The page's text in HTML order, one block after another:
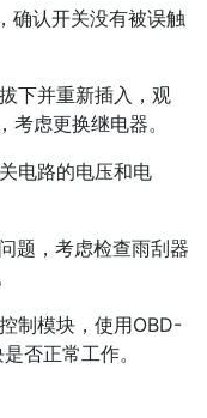
确认开关没有被误触
下并重新插入，观
虑更换继电器。
电路的电压和电
题，考虑检查雨刮器
制模块，使用OBD-
否正常工作。